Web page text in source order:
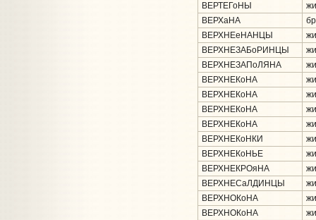
ВЕРТЕГоНЫ
ВЕРХаНА
ВЕРХНЕеНАНЦЫ
ВЕРХНЕЗАБоРИНЦЫ
ВЕРХНЕЗАПоЛЯНА
ВЕРХНЕКоНА
ВЕРХНЕКоНА
ВЕРХНЕКоНА
ВЕРХНЕКоНА
ВЕРХНЕКоНКИ
ВЕРХНЕКоНЬЕ
ВЕРХНЕКРОяНА
ВЕРХНЕСаЛДИНЦЫ
ВЕРХНОКоНА
ВЕРХНОКоНА